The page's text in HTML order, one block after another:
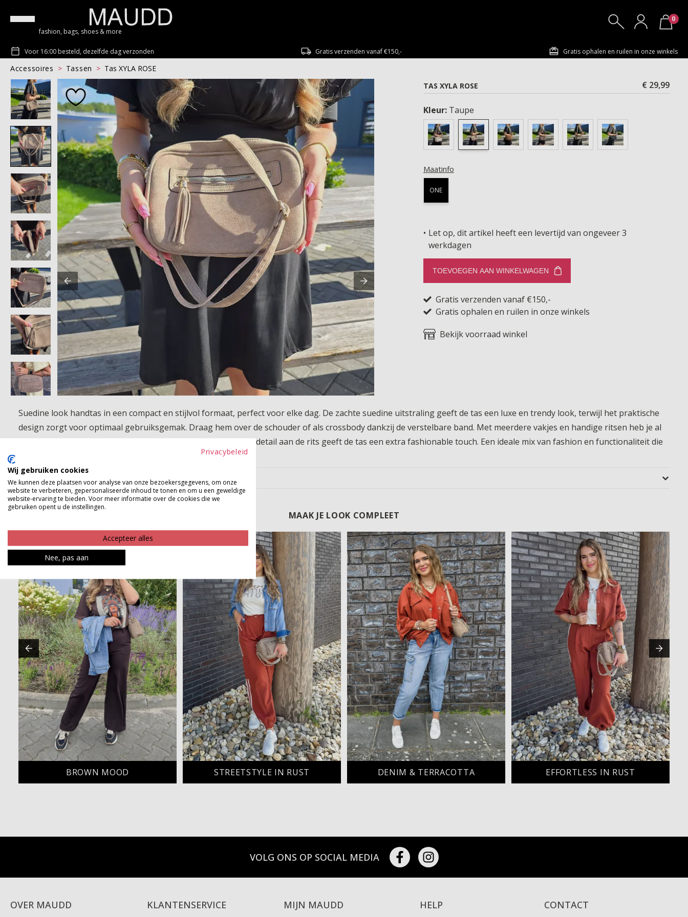
fashion, bags, shoes & more
0
Voor 16:00 besteld, dezelfde dag verzonden Gratis verzenden vanaf €150,- Gratis ophalen en ruilen in onze winkels
Accessoires Tassen
Tas XYLA ROSE
TAS XYLA ROSE
€ 29,99
Kleur: Taupe
Maatinfo
ONE
Let op, dit artikel heeft een levertijd van ongeveer 3
werkdagen
TOEVOEGEN AAN WINKELWAGEN
Gratis verzenden vanaf €150,-
Gratis ophalen en ruilen in onze winkels
Bekijk voorraad winkel
Suedine look handtas in een compact en stijlvol formaat, perfect voor elke dag. De zachte suedine uitstraling geeft de tas een luxe en trendy look, terwijl het praktische
design zorgt voor optimaal gebruiksgemak. Draag hem over de schouder of als crossbody dankzij de verstelbare band. Met meerdere vakjes en handige ritsen heb je al
je essentials altijd overzichtelijk bij de hand. Het speelse kwastdetail aan de rits geeft de tas een extra fashionable touch. Een ideale mix van fashion en functionaliteit die
Betaalinformatie
MAAK JE LOOK COMPLEET
BROWN MOOD STREETSTYLE IN RUST DENIM & TERRACOTTA EFFORTLESS IN RUST
VOLG ONS OP SOCIAL MEDIA
OVER MAUDD KLANTENSERVICE MIJN MAUDD HELP CONTACT
Privacybeleid
Wij gebruiken cookies
We kunnen deze plaatsen voor analyse van onze bezoekersgegevens, om onze
website te verbeteren, gepersonaliseerde inhoud te tonen en om u een geweldige
website-ervaring te bieden. Voor meer informatie over de cookies die we
gebruiken opent u de instellingen.
Accepteer alles
Nee, pas aan